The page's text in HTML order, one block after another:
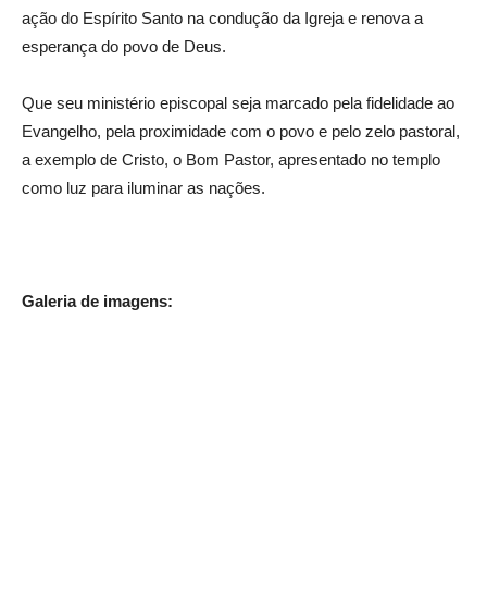
ação do Espírito Santo na condução da Igreja e renova a
esperança do povo de Deus.
Que seu ministério episcopal seja marcado pela fidelidade ao
Evangelho, pela proximidade com o povo e pelo zelo pastoral,
a exemplo de Cristo, o Bom Pastor, apresentado no templo
como luz para iluminar as nações.
Galeria de imagens: